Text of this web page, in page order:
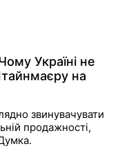
Україні не
на
звинувачувати
продажності,